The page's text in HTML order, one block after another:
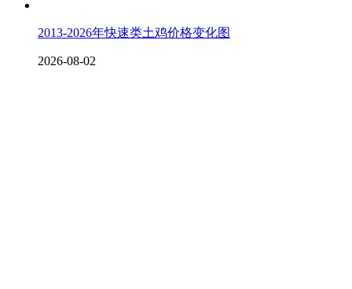
2013-2026年快速类土鸡价格变化图
2026-08-02